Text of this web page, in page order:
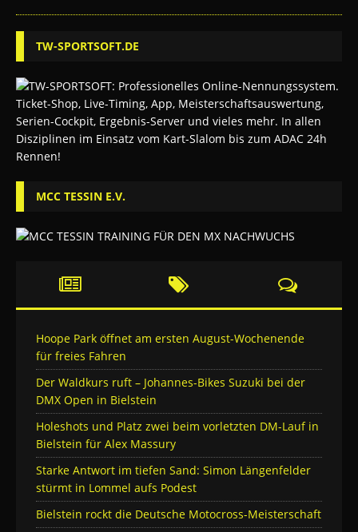
TW-SPORTSOFT.DE
MCC TESSIN E.V.
Hoope Park öffnet am ersten August-Wochenende
für freies Fahren
Der Waldkurs ruft – Johannes-Bikes Suzuki bei der
DMX Open in Bielstein
Holeshots und Platz zwei beim vorletzten DM-Lauf in
Bielstein für Alex Massury
Starke Antwort im tiefen Sand: Simon Längenfelder
stürmt in Lommel aufs Podest
Bielstein rockt die Deutsche Motocross-Meisterschaft